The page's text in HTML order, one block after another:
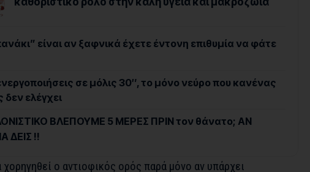
είναι αν ξαφνικά έχετε έντονη επιθυμία να φάτε
σε μόλις 30″, το μόνο νεύρο που κανένας
ελέγχει
ΒΛΕΠΟΥΜΕ 5 ΜΕΡΕΣ ΠΡΙΝ τον θάνατο; ΑΝ
ΔΕΙΣ !!
χορηγηθεί ο αντιοφικός ορός παρά μόνο αν υπάρχει